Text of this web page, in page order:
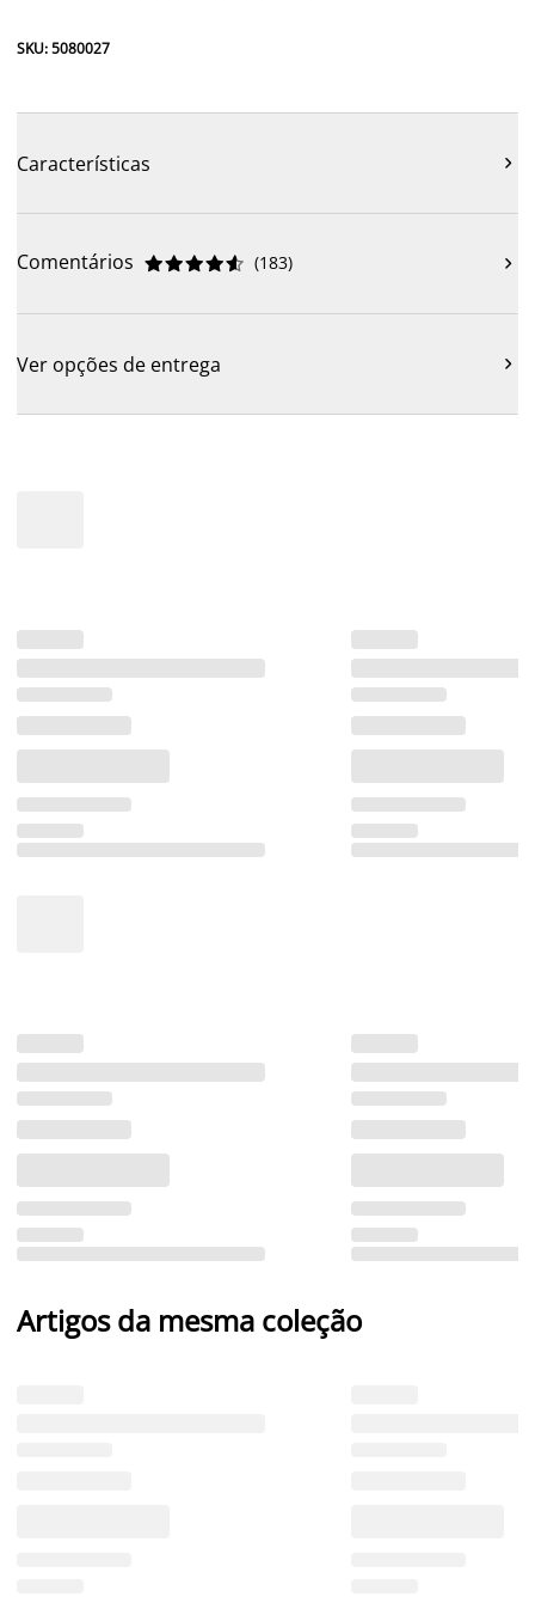
SKU: 5080027
Características 
Comentários 




 (183) 
Ver opções de entrega 
Artigos da mesma coleção